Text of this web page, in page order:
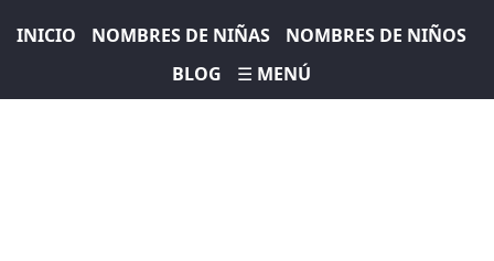
INICIO NOMBRES DE NIÑAS
NOMBRES DE NIÑOS
BLOG
☰ MENÚ